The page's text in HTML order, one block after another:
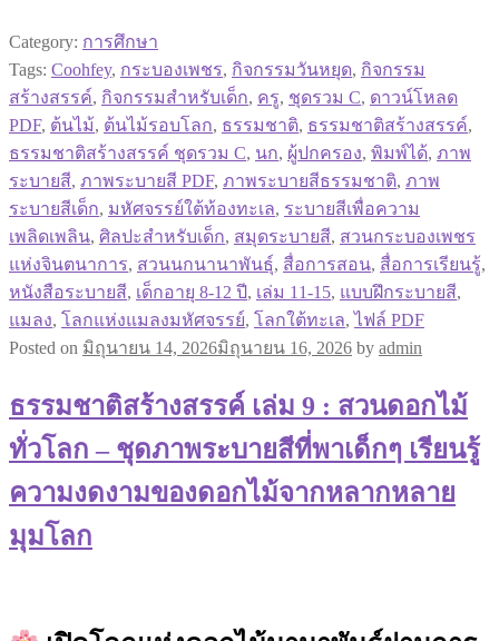
Category: การศึกษา
Tags: Coohfey, กระบองเพชร, กิจกรรมวันหยุด, กิจกรรม
สร้างสรรค์, กิจกรรมสำหรับเด็ก, ครู, ชุดรวม C, ดาวน์โหลด
PDF, ต้นไม้, ต้นไม้รอบโลก, ธรรมชาติ, ธรรมชาติสร้างสรรค์,
ธรรมชาติสร้างสรรค์ ชุดรวม C, นก, ผู้ปกครอง, พิมพ์ได้, ภาพ
ระบายสี, ภาพระบายสี PDF, ภาพระบายสีธรรมชาติ, ภาพ
ระบายสีเด็ก, มหัศจรรย์ใต้ท้องทะเล, ระบายสีเพื่อความ
เพลิดเพลิน, ศิลปะสำหรับเด็ก, สมุดระบายสี, สวนกระบองเพชร
แห่งจินตนาการ, สวนนกนานาพันธุ์, สื่อการสอน, สื่อการเรียนรู้,
หนังสือระบายสี, เด็กอายุ 8-12 ปี, เล่ม 11-15, แบบฝึกระบายสี,
แมลง, โลกแห่งแมลงมหัศจรรย์, โลกใต้ทะเล,ไฟล์ PDF
Posted on มิถุนายน 14, 2026มิถุนายน 16, 2026 by admin
ธรรมชาติสร้างสรรค์ เล่ม 9 : สวนดอกไม้
ทั่วโลก – ชุดภาพระบายสีที่พาเด็กๆ เรียนรู้
ความงดงามของดอกไม้จากหลากหลาย
มุมโลก